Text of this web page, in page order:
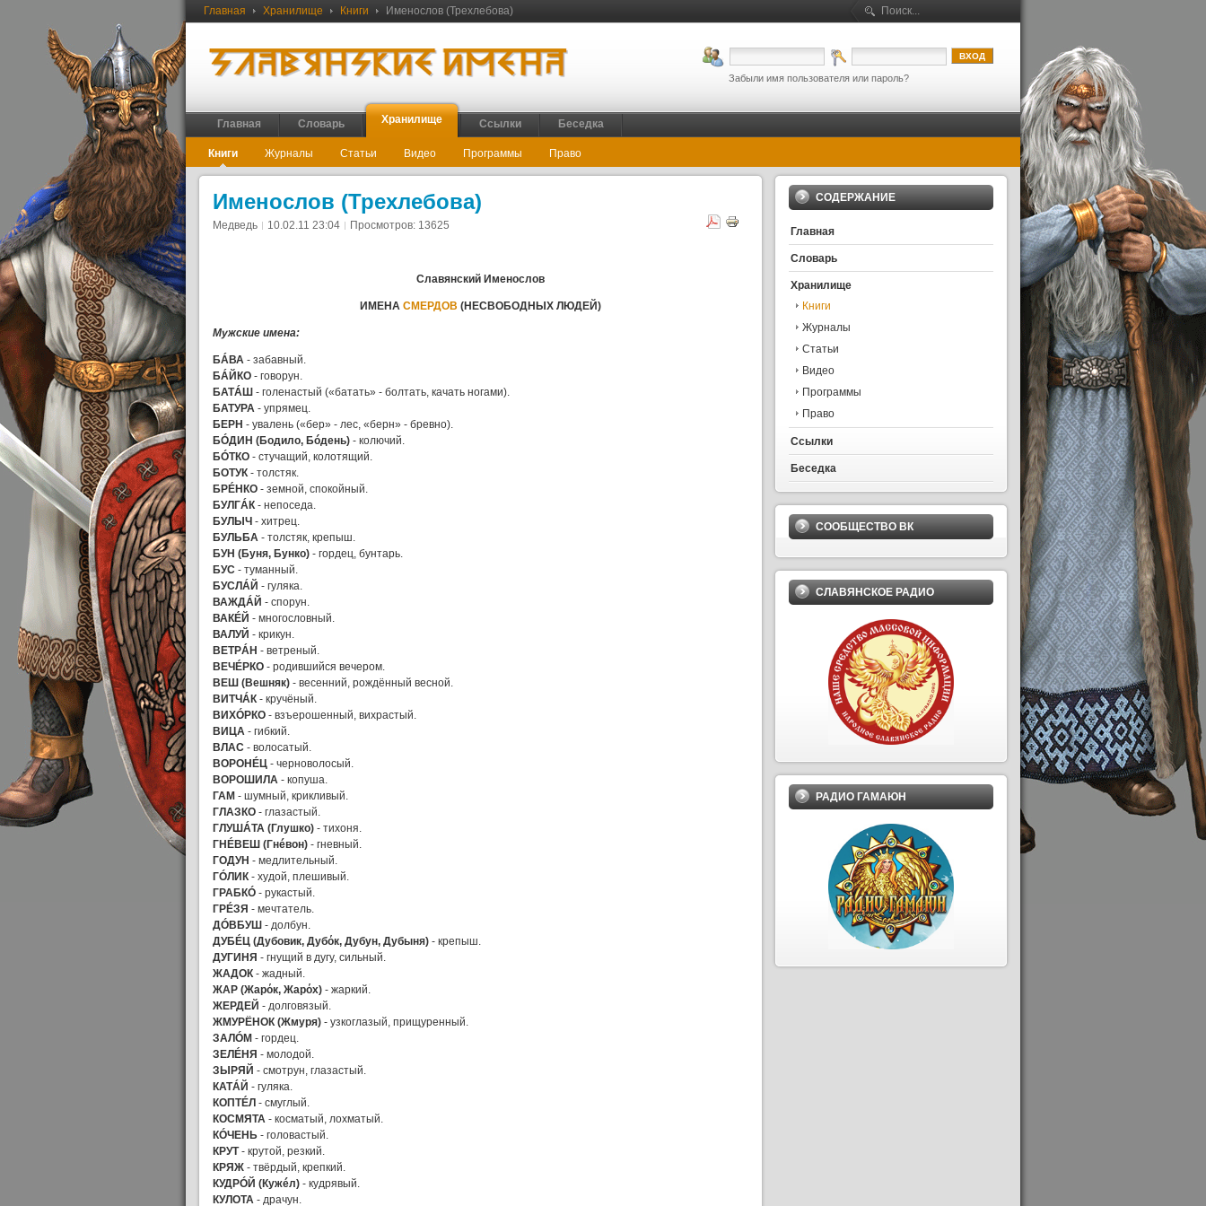
Главная Хранилище Книги Именослов (Трехлебова)
Забыли имя пользователя или пароль?
Главная Словарь Хранилище Ссылки Беседка
Книги Журналы Статьи Видео Программы Право
Именослов (Трехлебова)
Медведь 10.02.11 23:04 Просмотров: 13625
Славянский Именослов
ИМЕНА СМЕРДОВ (НЕСВОБОДНЫХ ЛЮДЕЙ)
Мужские имена:
БÁВА - забавный.
БÁЙКО - говорун.
БАТÁШ - голенастый («батать» - болтать, качать ногами).
БАТУРА - упрямец.
БЕРН - увалень («бер» - лес, «берн» - бревно).
БÓДИН (Бодило, Бóдень) - колючий.
БÓТКО - стучащий, колотящий.
БОТУК - толстяк.
БРÉНКО - земной, спокойный.
БУЛГÁК - непоседа.
БУЛЫЧ - хитрец.
БУЛЬБА - толстяк, крепыш.
БУН (Буня, Бунко) - гордец, бунтарь.
БУС - туманный.
БУСЛÁЙ - гуляка.
ВАЖДÁЙ - спорун.
ВАКÉЙ - многословный.
ВАЛУЙ - крикун.
ВЕТРÁН - ветреный.
ВЕЧÉРКО - родившийся вечером.
ВЕШ (Вешняк) - весенний, рождённый весной.
ВИТЧÁК - кручёный.
ВИХÓРКО - взъерошенный, вихрастый.
ВИЦА - гибкий.
ВЛАС - волосатый.
ВОРОНÉЦ - черноволосый.
ВОРОШИЛА - копуша.
ГАМ - шумный, крикливый.
ГЛАЗКО - глазастый.
ГЛУШÁТА (Глушко) - тихоня.
ГНÉВЕШ (Гнéвон) - гневный.
ГОДУН - медлительный.
ГÓЛИК - худой, плешивый.
ГРАБКÓ - рукастый.
ГРÉЗЯ - мечтатель.
ДÓВБУШ - долбун.
ДУБÉЦ (Дубовик, Дубόк, Дубун, Дубыня) - крепыш.
ДУГИНЯ - гнущий в дугу, сильный.
ЖАДОК - жадный.
ЖАР (Жарόк, Жарόх) - жаркий.
ЖЕРДЕЙ - долговязый.
ЖМУРЁНОК (Жмуря) - узкоглазый, прищуренный.
ЗАЛÓМ - гордец.
ЗЕЛÉНЯ - молодой.
ЗЫРЯЙ - смотрун, глазастый.
КАТÁЙ - гуляка.
КОПТÉЛ - смуглый.
КОСМЯТА - косматый, лохматый.
КÓЧЕНЬ - головастый.
КРУТ- крутой, резкий.
КРЯЖ - твёрдый, крепкий.
КУДРÓЙ (Кужéл) - кудрявый.
КУЛОТА - драчун.
СОДЕРЖАНИЕ
Главная
Словарь
Хранилище
Книги
Журналы
Статьи
Видео
Программы
Право
Ссылки
Беседка
СООБЩЕСТВО ВК
СЛАВЯНСКОЕ РАДИО
РАДИО ГАМАЮН